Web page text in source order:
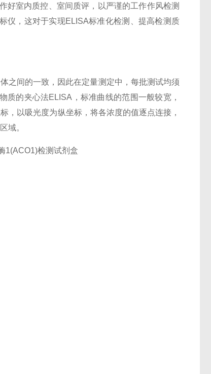
好室内质控、室间质评，以严谨的工作作风检测
仪，这对于实现ELISA标准化检测、提高检测质
之间的一致，因此在定量测定中，每批测试均须
质的夹心法ELISA，标准曲线的范围一般较宽，
，以吸光度为纵坐标，将各浓度的值逐点连接，
域。
1(ACO1)检测试剂盒